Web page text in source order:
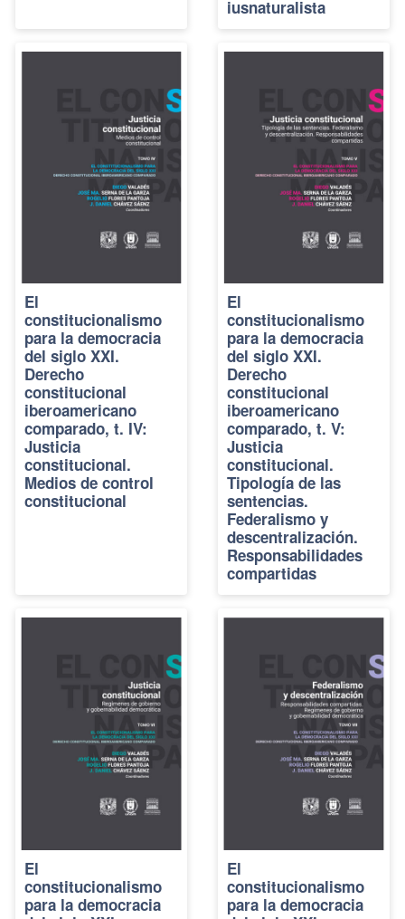
iusnaturalista
El
constitucionalismo
para la democracia
del siglo XXI.
Derecho
constitucional
iberoamericano
comparado, t. IV:
Justicia
constitucional.
Medios de control
constitucional
El
constitucionalismo
para la democracia
del siglo XXI.
Derecho
constitucional
iberoamericano
comparado, t. V:
Justicia
constitucional.
Tipología de las
sentencias.
Federalismo y
descentralización.
Responsabilidades
compartidas
El
constitucionalismo
para la democracia
El
constitucionalismo
para la democracia